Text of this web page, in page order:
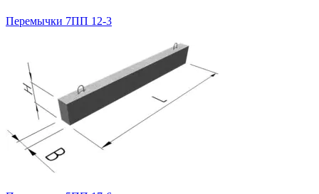
Перемычки 7ПП 12-3